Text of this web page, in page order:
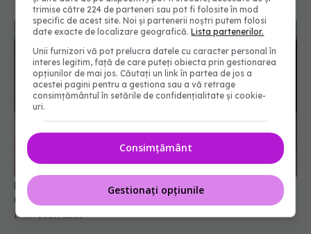
De ce crește glicemia după 40 de ani? Explicația
unui medic diabetolog
17 iun 2026, 22:16
trimise către 224 de parteneri sau pot fi folosite în mod
specific de acest site. Noi și partenerii noștri putem folosi
date exacte de localizare geografică.Lista partenerilor.
Unii furnizori vă pot prelucra datele cu caracter personal în
interes legitim, față de care puteți obiecta prin gestionarea
opțiunilor de mai jos. Căutați un link în partea de jos a
acestei pagini pentru a gestiona sau a vă retrage
consimțământul în setările de confidențialitate și cookie-
uri.
Consimțământ
Gestionați opțiunile